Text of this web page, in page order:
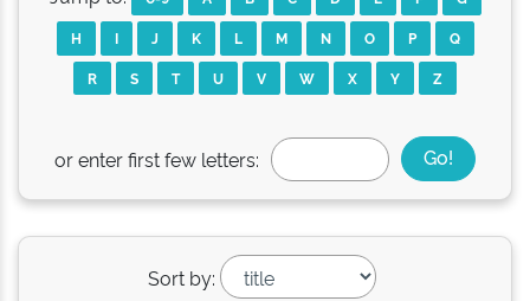
H
I J K L M N O P
Q
R
S T U V W X Y Z
or enter first few letters:
Sort by: